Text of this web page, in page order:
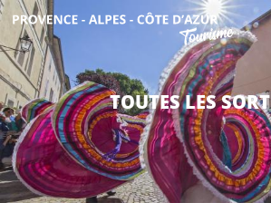
Aller
contenu
principal
DÉCOUVRIR
QUE FAIRE ?
TOUTES LES